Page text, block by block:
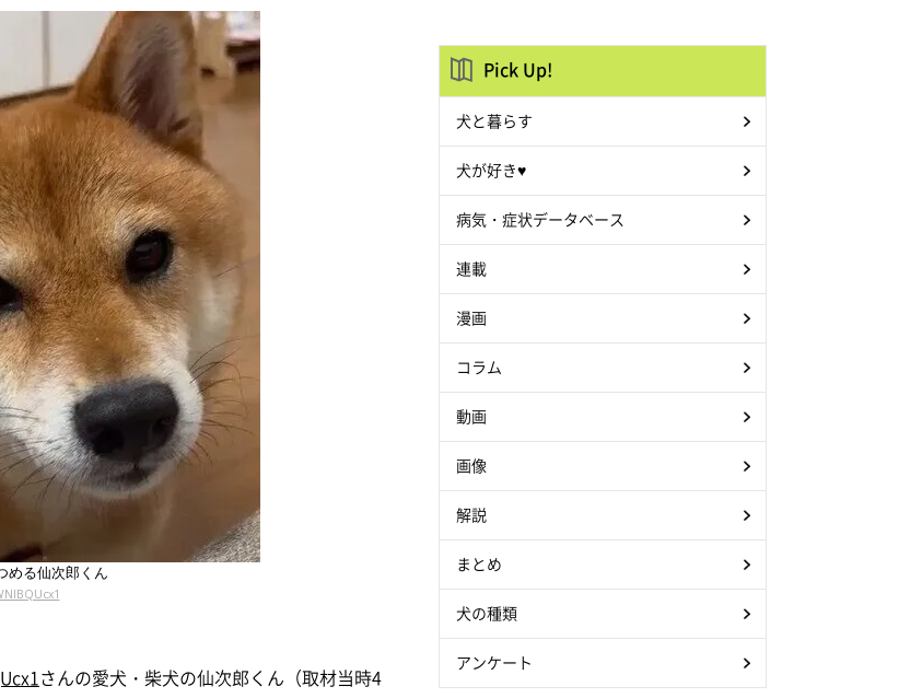
める仙次郎くん
さんの愛犬・柴犬の仙次郎くん（取材当時4
Pick Up!
犬と暮らす
犬が好き♥
病気・症状データベース
連載
漫画
コラム
動画
画像
解説
まとめ
犬の種類
アンケート